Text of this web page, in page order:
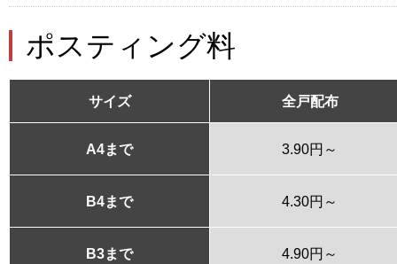
ポスティング料
サイズ 全戸配布
A4まで 3.90円～
B4まで 4.30円～
B3まで 4.90円～